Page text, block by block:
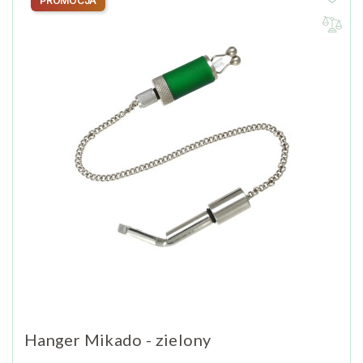
Hanger Mikado - zielony